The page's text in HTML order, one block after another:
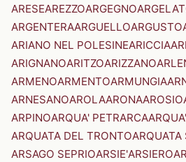
ARESEAREZZOARGEGNO
ARGENTERAARGUELLOARGUSTO
ARIANO NEL POLESINEARICCIA
ARIGNANOARITZOARIZZANO
ARMENOARMENTOARMUNGIA
ARNESANOAROLAARONAAROSIO
ARPINOARQUA' PETRARCA
ARQUATA DEL TRONTOARQUATA
ARSAGO SEPRIOARSIE'ARSIERO